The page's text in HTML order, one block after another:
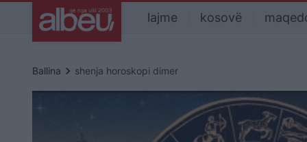
lajme kosovë
Ballina keyboard_arrow_right shenja horoskopi dimer